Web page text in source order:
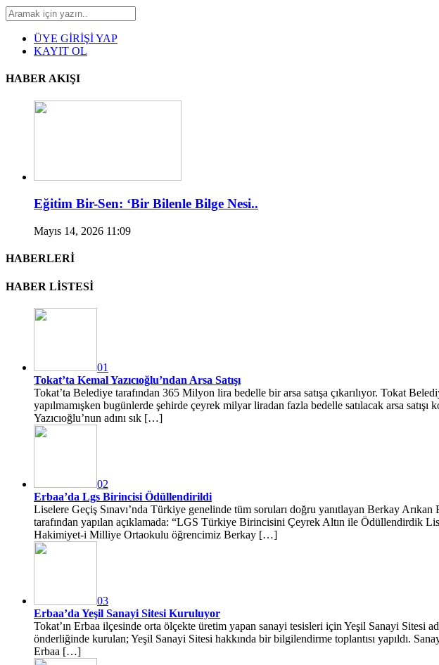
ÜYE GİRİŞİ YAP
KAYIT OL
HABER AKIŞI
Eğitim Bir-Sen: ‘Bir Bilenle Bilge Nesi..
Mayıs 14, 2026 11:09
HABERLERİ
HABER LİSTESİ
01
Tokat’ta Kemal Yazıcıoğlu’ndan Arsa Satışı
Tokat’ta Belediye tarafından 365 Milyon lira bedelle bir arsa satışa çıkarılıyor. Tokat
yapılmamışken bugünlerde şehirde çeyrek milyar liradan fazla bedelle satılacak arsa
Yazıcıoğlu’nun adını sık […]
02
Erbaa’da Lgs Birincisi Ödüllendirildi
Liselere Geçiş Sınavı’nda Türkiye genelinde tüm soruları doğru yanıtlayan Berkay
tarafından yapılan açıklamada: “LGS Türkiye Birincisini Çeyrek Altın ile Ödüllendirdik
Hakimiyet-i Milliye Ortaokulu öğrencimiz Berkay […]
03
Erbaa’da Yeşil Sanayi Sitesi Kuruluyor
Tokat’ın Erbaa ilçesinde orta ölçekte üretim yapan sanayi tesisleri için Yeşil Sanayi Sitesi
önderliğinde kurulan; Yeşil Sanayi Sitesi hakkında bir bilgilendirme toplantısı yapıldı.
Erbaa […]